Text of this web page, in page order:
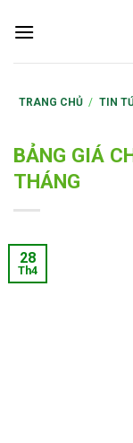
TRANG CHỦ / TIN
BẢNG GIÁ
THÁNG
28
Th4